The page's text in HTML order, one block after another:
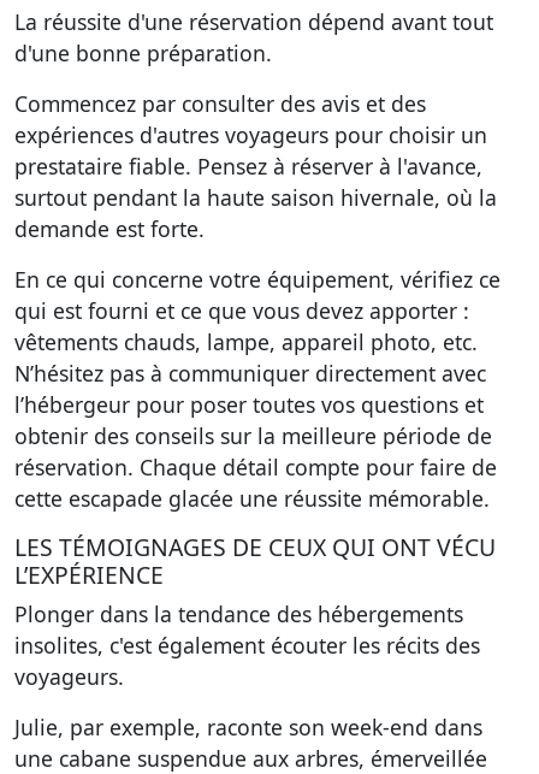
La réussite d'une réservation dépend avant tout
d'une bonne préparation.
Commencez par consulter des avis et des
expériences d'autres voyageurs pour choisir un
prestataire fiable. Pensez à réserver à l'avance,
surtout pendant la haute saison hivernale, où la
demande est forte.
En ce qui concerne votre équipement, vérifiez ce
qui est fourni et ce que vous devez apporter :
vêtements chauds, lampe, appareil photo, etc.
N’hésitez pas à communiquer directement avec
l’hébergeur pour poser toutes vos questions et
obtenir des conseils sur la meilleure période de
réservation. Chaque détail compte pour faire de
cette escapade glacée une réussite mémorable.
LES TÉMOIGNAGES DE CEUX QUI ONT VÉCU
L’EXPÉRIENCE
Plonger dans la tendance des hébergements
insolites, c'est également écouter les récits des
voyageurs.
Julie, par exemple, raconte son week-end dans
une cabane suspendue aux arbres, émerveillée